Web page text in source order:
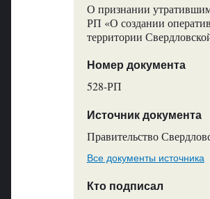
О признании
РП «О создании
территории
Номер документа
528-РП
Источник документа
Правительство
Все документы источника
Кто подписал